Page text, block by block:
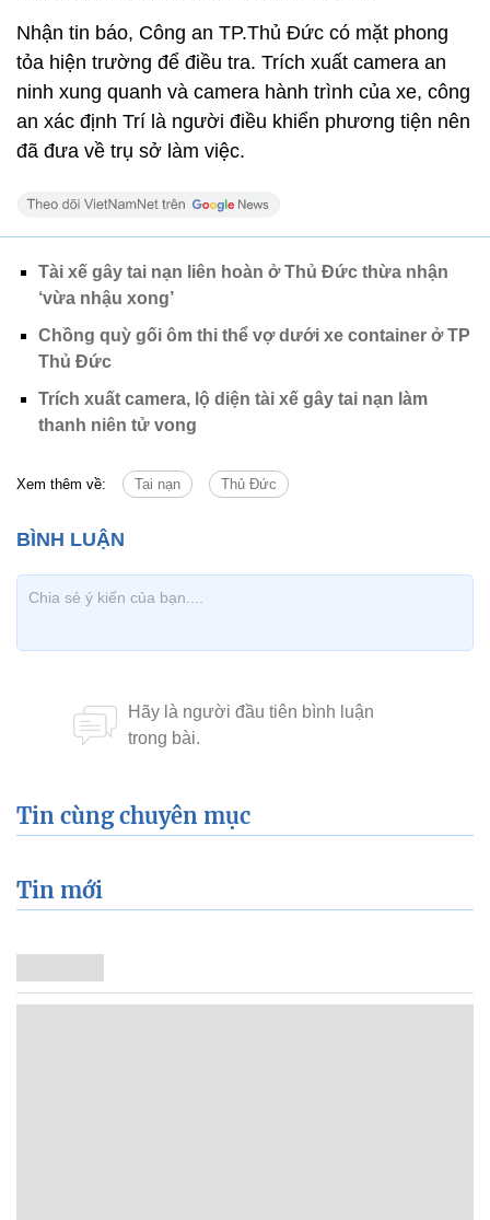
Nhận tin báo, Công an TP.Thủ Đức có mặt phong
tỏa hiện trường để điều tra. Trích xuất camera an
ninh xung quanh và camera hành trình của xe, công
an xác định Trí là người điều khiển phương tiện nên
đã đưa về trụ sở làm việc.
Tài xế gây tai nạn liên hoàn ở Thủ Đức thừa nhận
‘vừa nhậu xong’
Chồng quỳ gối ôm thi thể vợ dưới xe container ở TP
Thủ Đức
Trích xuất camera, lộ diện tài xế gây tai nạn làm
thanh niên tử vong
Xem thêm về: Tai nạn Thủ Đức
Tin cùng chuyên mục
Tin mới